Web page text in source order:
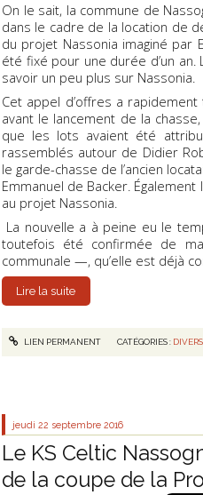
On le sait, la commune de
dans le cadre de la location de
du projet Nassonia imaginé par
été fixé pour une durée d’un
savoir un peu plus sur Nassonia.
Cet appel d’offres a
avant le lancement de la
que les lots avaient été
rassemblés autour de Didier
le garde-chasse de l’ancien
Emmanuel de Backer.
au projet Nassonia.
La nouvelle a à peine eu le
toutefois été confirmée de
communale —, qu’elle est déjà
Lire la suite
LIEN PERMANENT CATÉGORIES : DIVERS,
jeudi 22 septembre 2016
Le KS Celtic
de la coupe de la